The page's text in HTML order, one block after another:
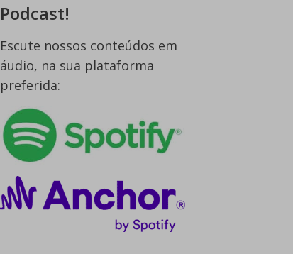
Podcast!
Escute nossos conteúdos em
áudio, na sua plataforma
preferida: